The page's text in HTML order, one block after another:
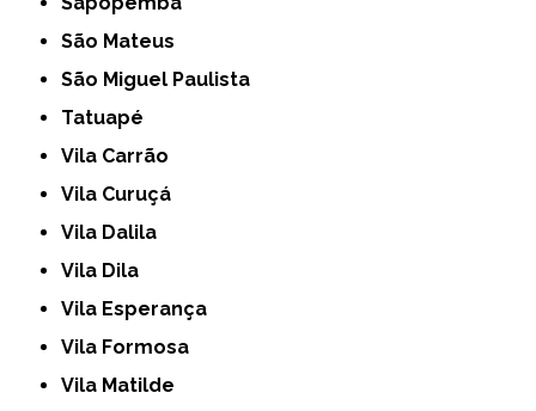
São Mateus
São Miguel Paulista
Tatuapé
Vila Carrão
Vila Curuçá
Vila Dalila
Vila Dila
Vila Esperança
Vila Formosa
Vila Matilde